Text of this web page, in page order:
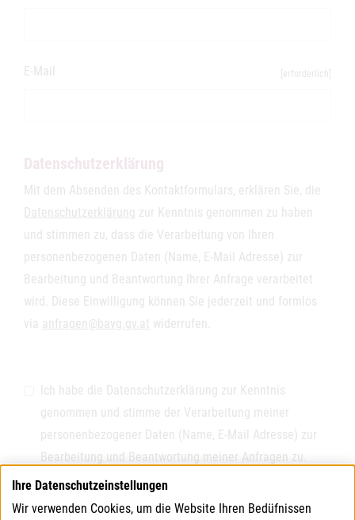
E-Mail [erforderlich]
Datenschutzerklärung
Mit dem Absenden des Kontaktformulars, erklären Sie, die
Datenschutzerklärung zur Kenntnis genommen zu haben
und stimmen zu, dass die Verarbeitung von Ihren
personenbezogenen Daten (Name, E-Mail Adresse) zur
Bearbeitung und Beantwortung Ihrer Anfrage verarbeitet
wird. Diese Einwilligung können Sie jederzeit und formlos
via anfragen@bavg.gv.at widerrufen.
Ich habe die Datenschutzerklärung zur Kenntnis
genommen und stimme der Verarbeitung meiner
personenbezogener Daten (Name, E-Mail Adresse) zur
Bearbeitung und Beantwortung meiner Anfragen zu.
[erforderlich]
Ihre Datenschutzeinstellungen
Wir verwenden Cookies, um die Website Ihren Bedüfnissen